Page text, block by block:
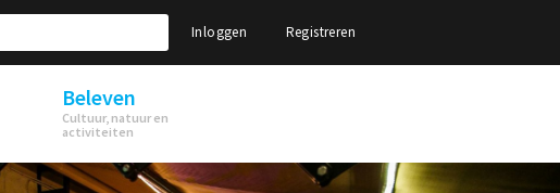
Inloggen Registreren
Beleven
Cultuur, natuur en
activiteiten